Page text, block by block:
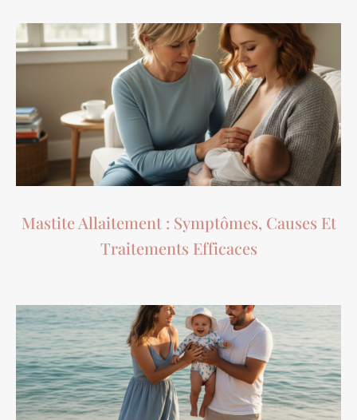
Mastite Allaitement : Symptômes, Causes Et
Traitements Efficaces